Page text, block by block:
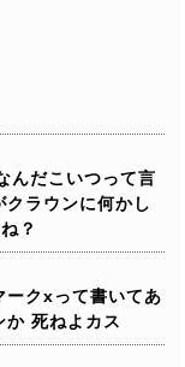
んだこいつって言
クラウンに何かし
？
ークxって書いてあ
か 死ねよカス